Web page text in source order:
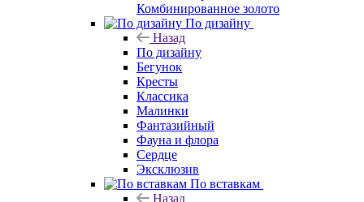
Комбинированное золото
По дизайну
Назад
По дизайну
Бегунок
Кресты
Классика
Малинки
Фантазийный
Фауна и флора
Сердце
Эксклюзив
По вставкам
Назад